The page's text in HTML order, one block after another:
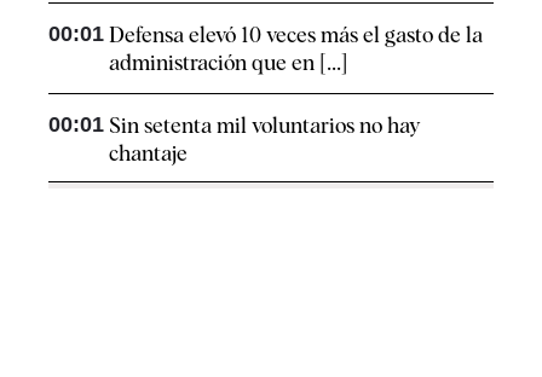
00:01 Defensa elevó 10 veces más el gasto de la
administración que en [...]
00:01 Sin setenta mil voluntarios no hay
chantaje